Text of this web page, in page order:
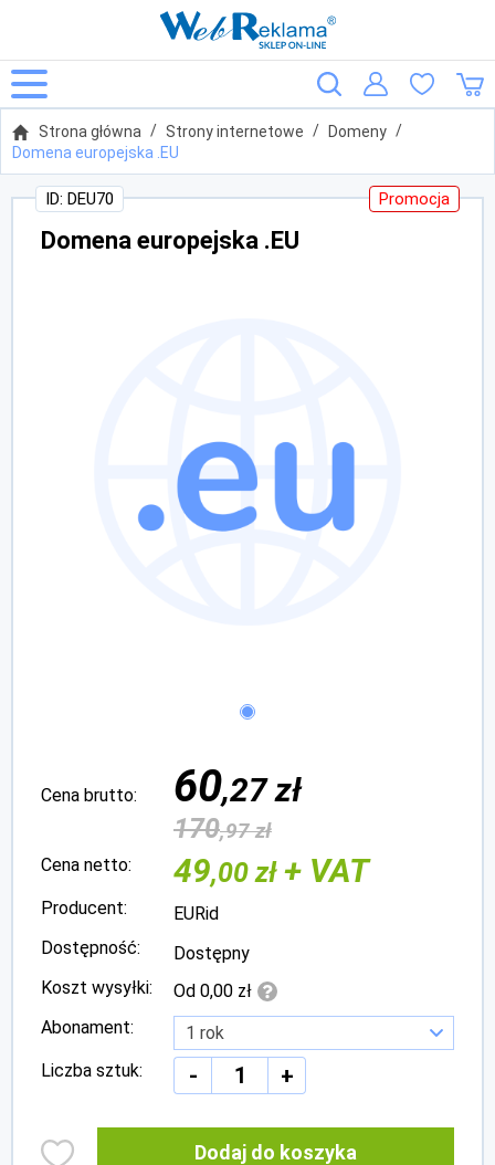
Strona główna Strony internetowe
Domeny
Domena europejska .EU
Domena europejska .EU
ID: DEU70 Promocja
Cena brutto: 60,27 zł
170,97 zł
Cena netto: 49,00 zł+ VAT
Producent:
EURid
Dostępność:
Dostępny
Koszt wysyłki:
Od 0,00 zł
Abonament:
Liczba sztuk: - +
Dodaj do koszyka